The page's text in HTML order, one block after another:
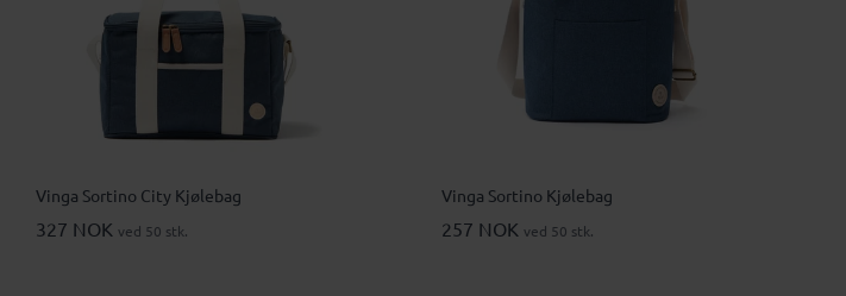
Vinga Sortino City Kjølebag
327 NOK ved 50 stk.
Vinga Sortino Kjølebag
257 NOK ved 50 stk.